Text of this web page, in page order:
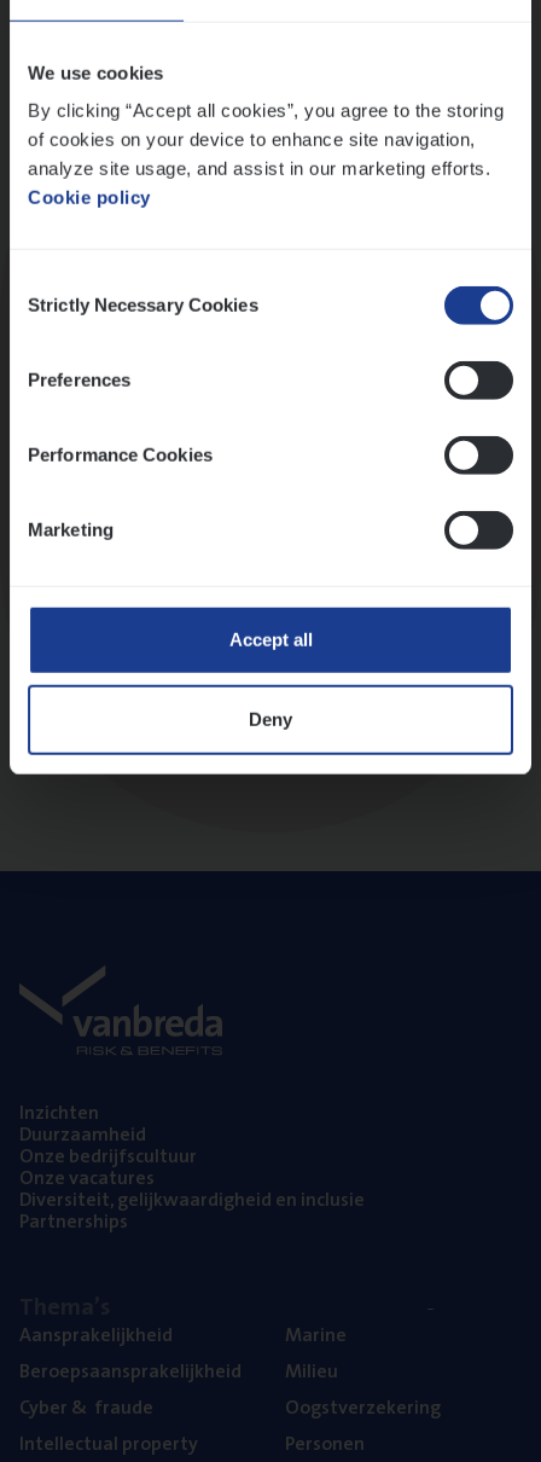
We use cookies
By clicking “Accept all cookies”, you agree to the storing
of cookies on your device to enhance site navigation,
analyze site usage, and assist in our marketing efforts.
Cookie policy
Selection
Strictly Necessary Cookies
Preferences
Performance Cookies
Marketing
Accept all
Deny
Inzich­ten
Duur­zaam­heid
Onze bedrijfs­cul­tuur
Onze vaca­tu­res
Diver­si­teit, gelijk­waar­dig­heid en inclusie
Part­ner­ships
Aan­spra­ke­lijk­heid
Beroeps­aan­spra­ke­lijk­heid
Cyber& fraude
Intel­lec­tu­al property
Mari­ne
Mili­eu
Oogst­ver­ze­ke­ring
Per­so­nen